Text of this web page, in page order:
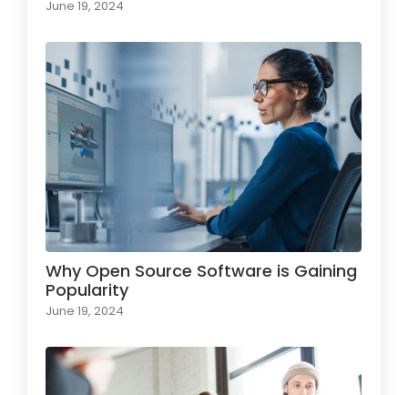
June 19, 2024
Why Open Source Software is Gaining
Popularity
June 19, 2024